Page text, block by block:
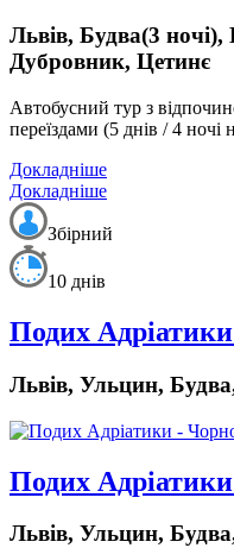
Львів, Будва(3
Дубровник, Цетинє
Автобусний тур з
переїздами (5 днів / 4 ночі
Докладніше
Докладніше
Збірний
10 днів
Подих
Львів, Ульцин,
Подих
Львів, Ульцин,